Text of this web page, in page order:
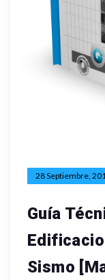
28 Septiembre,
Guía
Sismo